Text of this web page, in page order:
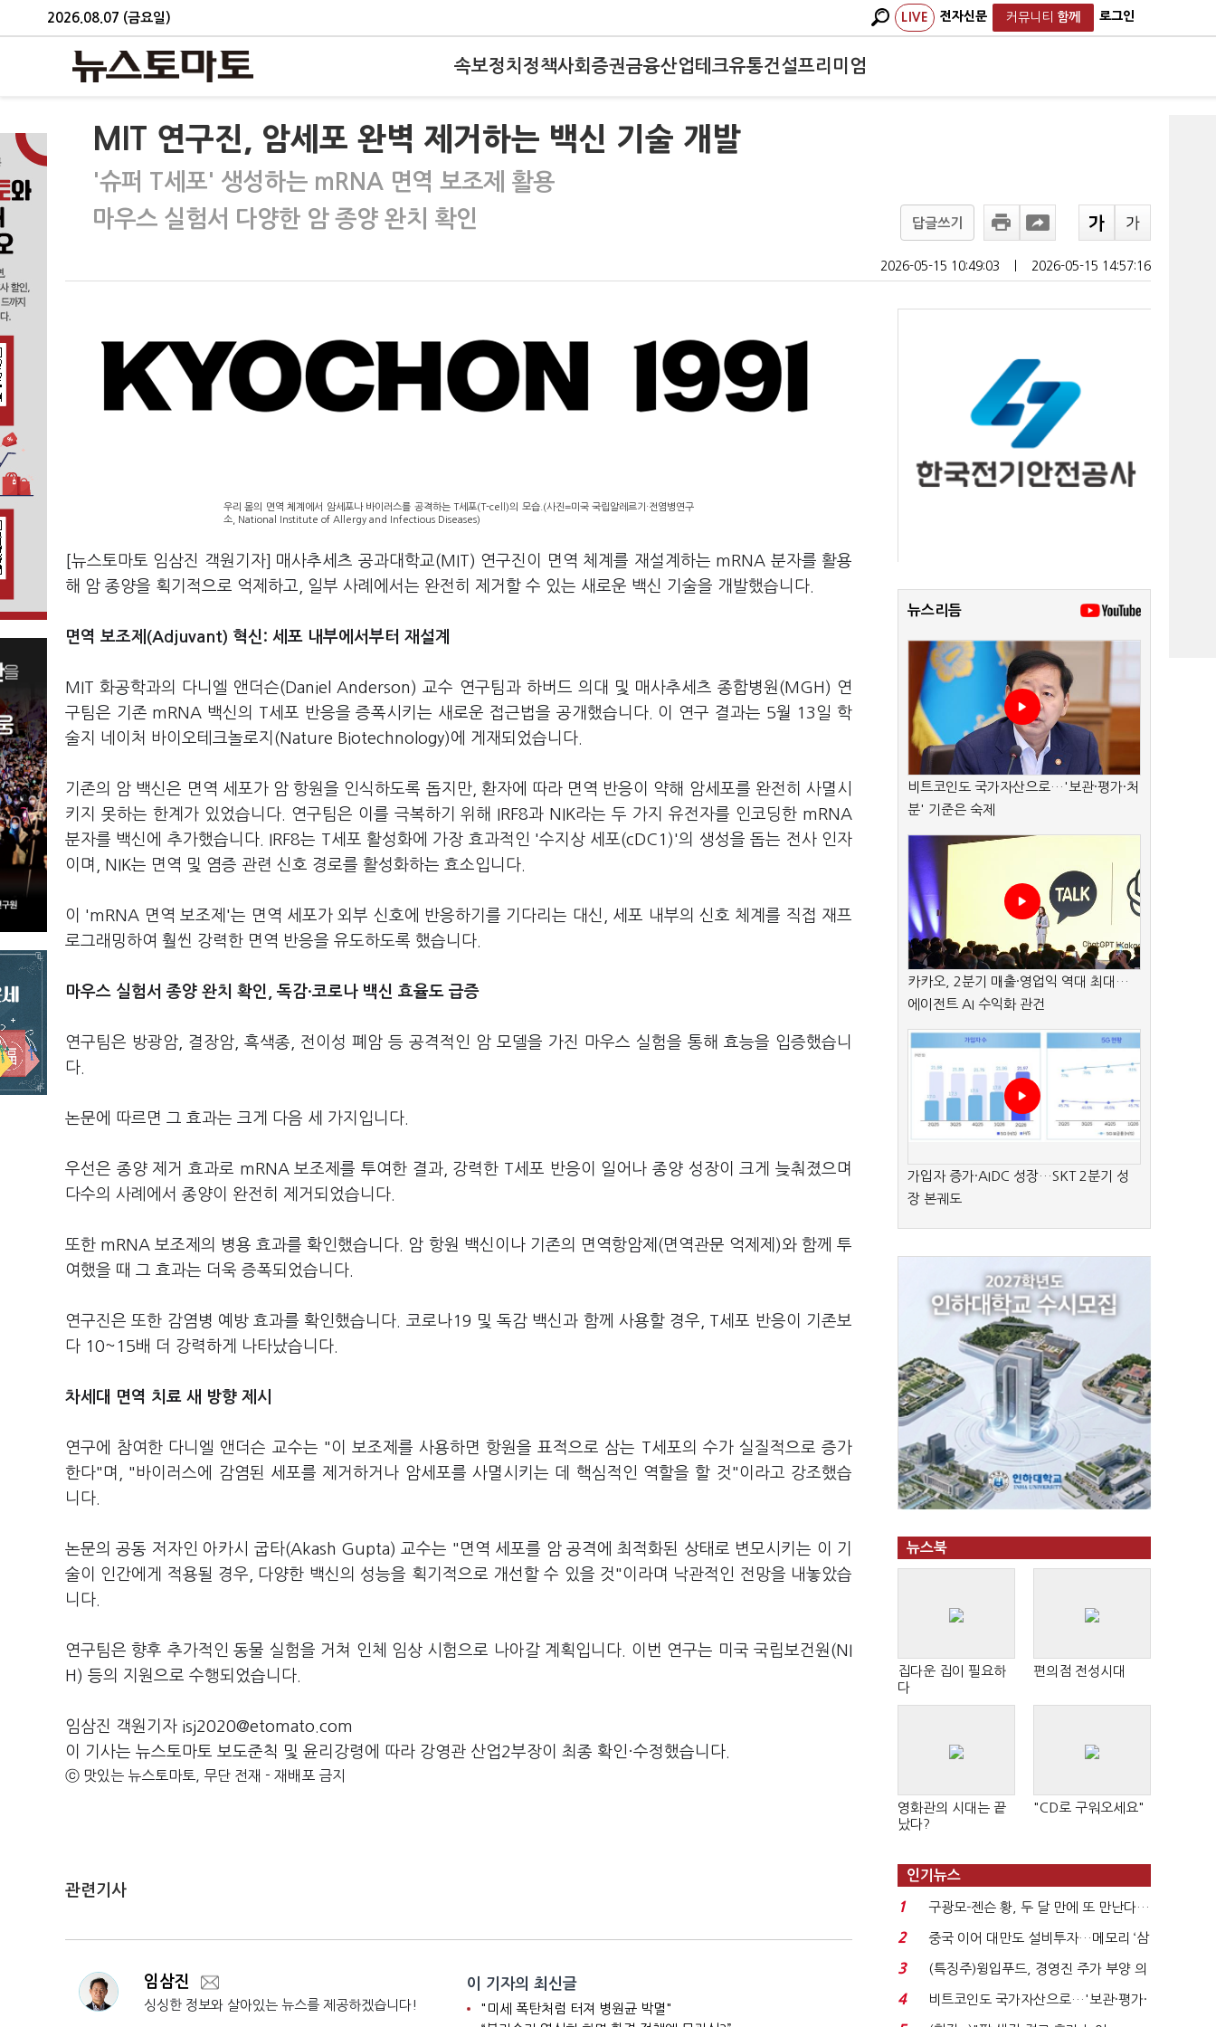
2026.08.07 (금요일) LIVE 전자신문 커뮤니티 함께 로그인
속보정치 정책사회 증권금융산업테크유통건설프리미엄
MIT 연구진, 암세포 완벽 제거하는 백신 기술 개발
'슈퍼 T세포' 생성하는 mRNA 면역 보조제 활용
마우스 실험서 다양한 암 종양 완치 확인
답글쓰기
2026-05-15 10:49:03 2026-05-15 14:57:16
우리 몸의 면역 체계에서 암세포나 바이러스를 공격하는 T세포(T-cell)의 모습.(사진=미국 국립알레르기·전염병연구
소, National Institute of Allergy and Infectious Diseases)
[뉴스토마토 임삼진 객원기자] 매사추세츠 공과대학교(MIT) 연구진이 면역 체계를 재설계하는 mRNA 분자를 활용
해 암 종양을 획기적으로 억제하고, 일부 사례에서는 완전히 제거할 수 있는 새로운 백신 기술을 개발했습니다.
면역 보조제(Adjuvant) 혁신: 세포 내부에서부터 재설계
MIT 화공학과의 다니엘 앤더슨(Daniel Anderson) 교수 연구팀과 하버드 의대 및 매사추세츠 종합병원(MGH) 연
구팀은 기존 mRNA 백신의 T세포 반응을 증폭시키는 새로운 접근법을 공개했습니다. 이 연구 결과는 5월 13일 학
술지 네이처 바이오테크놀로지(Nature Biotechnology)에 게재되었습니다.
기존의 암 백신은 면역 세포가 암 항원을 인식하도록 돕지만, 환자에 따라 면역 반응이 약해 암세포를 완전히 사멸시
키지 못하는 한계가 있었습니다. 연구팀은 이를 극복하기 위해 IRF8과 NIK라는 두 가지 유전자를 인코딩한 mRNA
분자를 백신에 추가했습니다. IRF8는 T세포 활성화에 가장 효과적인 '수지상 세포(cDC1)'의 생성을 돕는 전사 인자
이며, NIK는 면역 및 염증 관련 신호 경로를 활성화하는 효소입니다.
이 'mRNA 면역 보조제'는 면역 세포가 외부 신호에 반응하기를 기다리는 대신, 세포 내부의 신호 체계를 직접 재프
로그래밍하여 훨씬 강력한 면역 반응을 유도하도록 했습니다.
마우스 실험서 종양 완치 확인, 독감·코로나 백신 효율도 급증
연구팀은 방광암, 결장암, 흑색종, 전이성 폐암 등 공격적인 암 모델을 가진 마우스 실험을 통해 효능을 입증했습니
다.
논문에 따르면 그 효과는 크게 다음 세 가지입니다.
우선은 종양 제거 효과로 mRNA 보조제를 투여한 결과, 강력한 T세포 반응이 일어나 종양 성장이 크게 늦춰졌으며
다수의 사례에서 종양이 완전히 제거되었습니다.
또한 mRNA 보조제의 병용 효과를 확인했습니다. 암 항원 백신이나 기존의 면역항암제(면역관문 억제제)와 함께 투
여했을 때 그 효과는 더욱 증폭되었습니다.
연구진은 또한 감염병 예방 효과를 확인했습니다. 코로나19 및 독감 백신과 함께 사용할 경우, T세포 반응이 기존보
다 10~15배 더 강력하게 나타났습니다.
차세대 면역 치료 새 방향 제시
연구에 참여한 다니엘 앤더슨 교수는 "이 보조제를 사용하면 항원을 표적으로 삼는 T세포의 수가 실질적으로 증가
한다"며, "바이러스에 감염된 세포를 제거하거나 암세포를 사멸시키는 데 핵심적인 역할을 할 것"이라고 강조했습
니다.
논문의 공동 저자인 아카시 굽타(Akash Gupta) 교수는 "면역 세포를 암 공격에 최적화된 상태로 변모시키는 이 기
술이 인간에게 적용될 경우, 다양한 백신의 성능을 획기적으로 개선할 수 있을 것"이라며 낙관적인 전망을 내놓았습
니다.
연구팀은 향후 추가적인 동물 실험을 거쳐 인체 임상 시험으로 나아갈 계획입니다. 이번 연구는 미국 국립보건원(NI
H) 등의 지원으로 수행되었습니다.
임삼진 객원기자 isj2020@etomato.com
이 기사는 뉴스토마토 보도준칙 및 윤리강령에 따라 강영관 산업2부장이 최종 확인·수정했습니다.
ⓒ 맛있는 뉴스토마토, 무단 전재 - 재배포 금지
관련기사
임삼진
싱싱한 정보와 살아있는 뉴스를 제공하겠습니다!
이 기자의 최신글
"미세 폭탄처럼 터져 병원균 박멸"
뉴스리듬
비트코인도 국가자산으로…'보관·평가·처
분' 기준은 숙제
카카오, 2분기 매출·영업익 역대 최대…
에이전트 AI 수익화 관건
가입자 증가·AIDC 성장…SKT 2분기 성
장 본궤도
뉴스북
집다운 집이 필요하
다
편의점 전성시대
영화관의 시대는 끝
났다?
"CD로 구워오세요"
인기뉴스
1
구광모-젠슨 황, 두 달 만에 또 만난다…
로봇·AI 등 논...
2
중국 이어 대만도 설비투자…메모리 ‘삼
국전쟁’
3
(특징주)윙입푸드, 경영진 주가 부양 의
지에 상한가...
4
비트코인도 국가자산으로…'보관·평가·
처분' 기준은 ...